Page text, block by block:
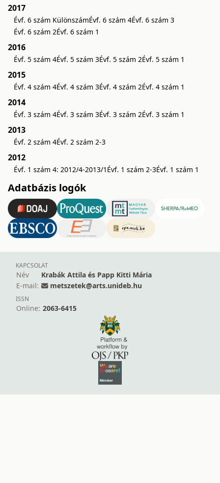
2017
Évf. 6 szám KülönszámÉvf. 6 szám 4Évf. 6 szám 3
Évf. 6 szám 2Évf. 6 szám 1
2016
Évf. 5 szám 4Évf. 5 szám 3Évf. 5 szám 2Évf. 5 szám 1
2015
Évf. 4 szám 4Évf. 4 szám 3Évf. 4 szám 2Évf. 4 szám 1
2014
Évf. 3 szám 4Évf. 3 szám 3Évf. 3 szám 2Évf. 3 szám 1
2013
Évf. 2 szám 4Évf. 2 szám 2-3
2012
Évf. 1 szám 4: 2012/4-2013/1 Évf. 1 szám 2-3Évf. 1 szám 1
Adatbázis logók
KAPCSOLAT
Név
Krabák Attila és Papp Kitti Mária
E-mail:
metszetek@arts.unideb.hu
ISSN
Online: 2063-6415